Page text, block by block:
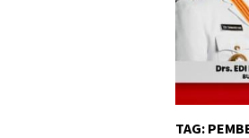
TAG: